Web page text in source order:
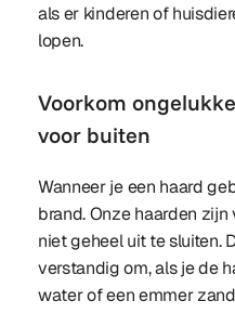
als er kinderen of
lopen.
Voorkom
voor buiten
Wanneer je een haard
brand. Onze haarden
niet geheel uit te sluiten.
verstandig om, als je de
water of een emmer